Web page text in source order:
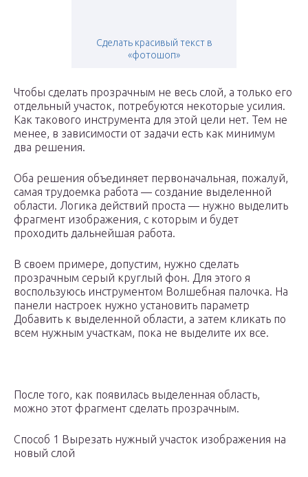
Сделать красивый текст в
«фотошоп»
Чтобы сделать прозрачным не весь слой, а только его
отдельный участок, потребуются некоторые усилия.
Как такового инструмента для этой цели нет. Тем не
менее, в зависимости от задачи есть как минимум
два решения.
Оба решения объединяет первоначальная, пожалуй,
самая трудоемка работа — создание выделенной
области. Логика действий проста — нужно выделить
фрагмент изображения, с которым и будет
проходить дальнейшая работа.
В своем примере, допустим, нужно сделать
прозрачным серый круглый фон. Для этого я
воспользуюсь инструментом Волшебная палочка. На
панели настроек нужно установить параметр
Добавить к выделенной области, а затем кликать по
всем нужным участкам, пока не выделите их все.
После того, как появилась выделенная область,
можно этот фрагмент сделать прозрачным.
Способ 1 Вырезать нужный участок изображения на
новый слой